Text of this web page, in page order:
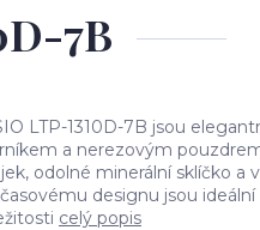
7B
LTP-1310D-7B jsou
a nerezovým
odolné minerální sklíčko a
designu jsou
celý popis